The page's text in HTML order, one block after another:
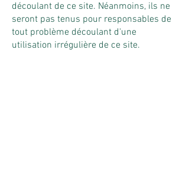
découlant de ce site. Néanmoins, ils ne
seront pas tenus pour responsables de
tout problème découlant d'une
utilisation irrégulière de ce site.